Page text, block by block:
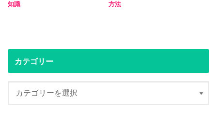
知識
方法
カテゴリー